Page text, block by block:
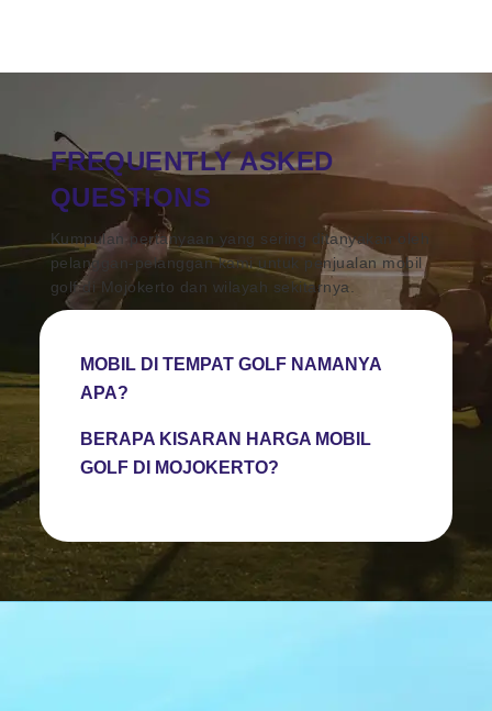
FREQUENTLY ASKED
QUESTIONS
Kumpulan pertanyaan yang sering ditanyakan oleh
pelanggan-pelanggan kami untuk penjualan mobil
golf di Mojokerto dan wilayah sekitarnya.
MOBIL DI TEMPAT GOLF NAMANYA
APA?
BERAPA KISARAN HARGA MOBIL
GOLF DI MOJOKERTO?